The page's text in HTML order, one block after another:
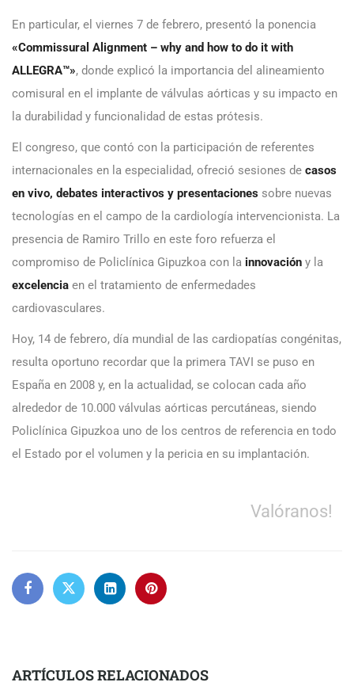
En particular, el viernes 7 de febrero, presentó la ponencia
«Commissural Alignment – why and how to do it with
ALLEGRA™», donde explicó la importancia del alineamiento
comisural en el implante de válvulas aórticas y su impacto en
la durabilidad y funcionalidad de estas prótesis.
El congreso, que contó con la participación de referentes
internacionales en la especialidad, ofreció sesiones de casos
en vivo, debates interactivos y presentaciones sobre nuevas
tecnologías en el campo de la cardiología intervencionista. La
presencia de Ramiro Trillo en este foro refuerza el
compromiso de Policlínica Gipuzkoa con la innovación y la
excelencia en el tratamiento de enfermedades
cardiovasculares.
Hoy, 14 de febrero, día mundial de las cardiopatías congénitas,
resulta oportuno recordar que la primera TAVI se puso en
España en 2008 y, en la actualidad, se colocan cada año
alrededor de 10.000 válvulas aórticas percutáneas, siendo
Policlínica Gipuzkoa uno de los centros de referencia en todo
el Estado por el volumen y la pericia en su implantación.
Valóranos!
ARTÍCULOS RELACIONADOS